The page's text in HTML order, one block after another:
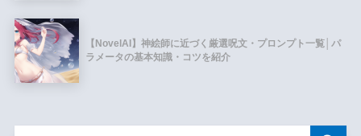
【NovelAI】神絵師に近づく厳選呪文・プロンプト一覧│パ
ラメータの基本知識・コツを紹介